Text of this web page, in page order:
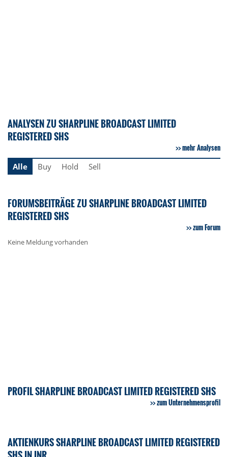
ANALYSEN ZU SHARPLINE BROADCAST LIMITED
REGISTERED SHS
mehr Analysen
Alle
Buy Hold Sell
FORUMSBEITRÄGE ZU SHARPLINE BROADCAST LIMITED
REGISTERED SHS
zum Forum
Keine Meldung vorhanden
PROFIL SHARPLINE BROADCAST LIMITED REGISTERED SHS
zum Unternehmensprofil
AKTIENKURS SHARPLINE BROADCAST LIMITED REGISTERED